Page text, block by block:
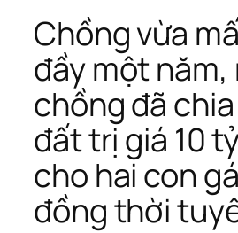
Chồng vừa
đầy một năm,
chồng đã
đất trị giá 10
cho hai con
đồng thời